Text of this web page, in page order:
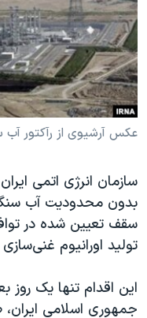
فرهنگ و زندگی
حقوق شهروندی
اقتصادی
علم و فناوری
اسرائیل در جنگ
آرشیو پخش زنده
مستندها
انتخابات ریاست جمهوری
حمله جمهوری اسلامی به
رمز مهسا
ورزش زنان در ایران
مجموعه مستندهای
تریبونال مردمی آبان ۹۸
دادگاه حمید نوری
قانون شفافیت دارائی
دنبال کنید
زبانهای مختلف
عکس آرشیوی از رآکتور آب
سازمان انرژی اتمی
بدون محدودیت آب
سقف تعیین شده در
تولید اورانیوم
این اقدام تنها یک روز
جمهوری اسلامی